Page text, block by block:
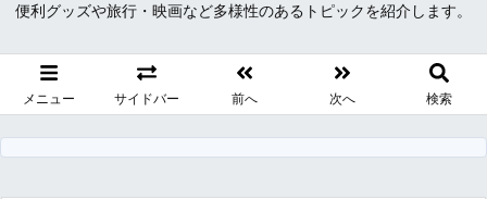
便利グッズや旅行・映画など多様性のあるトピックを紹介します。
メニュー サイドバー 前へ 次へ 検索